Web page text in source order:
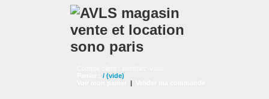
/ (vide)
|